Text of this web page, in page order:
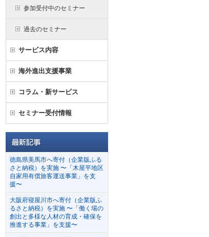
参加受付中のセミナー
過去のセミナー
サービス内容
海外進出支援事業
コラム・新サービス
セミナー受付情報
徳島県美馬市へ寄付（企業版ふる
さと納税）を実施 〜「木屋平地区
自家用有償旅客運送事業」を支
援〜
大阪府寝屋川市へ寄付（企業版ふ
るさと納税）を実施 〜「働く場の
創出と多様な人材の育成・確保を
推進する事業」を支援〜